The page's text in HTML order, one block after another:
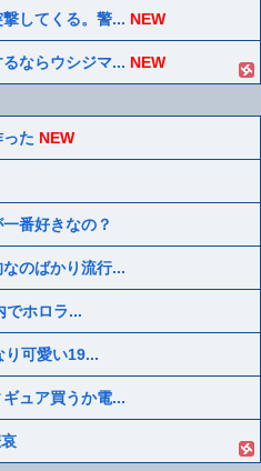
してくる。警... NEW
ならウシジマ... NEW
た NEW
番好きなの？
のばかり流行...
でホロラ...
り可愛い19...
ュア買うか電...